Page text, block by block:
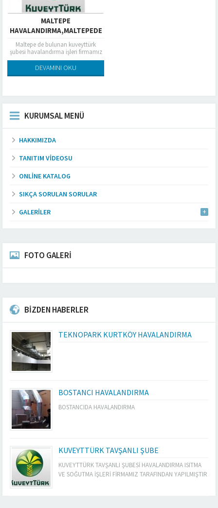
MALTEPE
HAVALANDIRMA,MALTEPEDE
HAVALANDIRMA,MALTEPE
KUVEYTTÜRK BANKASI
HAVALANDIRMA
Maltepe de bulunan kuveyttürk
şubesi havalandırma işleri firmamız
tarafından yapımına başlanmıştır
DEVAMINI OKU
KURUMSAL MENÜ
HAKKIMIZDA
TANITIM VIDEOSU
ONLINE KATALOG
SIKÇA SORULAN SORULAR
GALERILER
FOTO GALERİ
BİZDEN HABERLER
TEKNOPARK KURTKÖY HAVALANDIRMA
BOSTANCI HAVALANDIRMA
BOSTANCIDA HAVALANDIRMA
KUVEYTTÜRK TAVŞANLI ŞUBE
KUVEYTTÜRK TAVŞANLI ŞUBESİ HAVALANDIRMA ISITMA
VE SOĞUTMA İŞLERİ FİRMAMIZ TARAFINDAN YAPILMIŞTIR